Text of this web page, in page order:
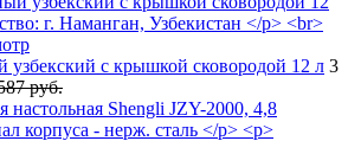
узбекский с крышкой сковородой 12 л 3
руб.